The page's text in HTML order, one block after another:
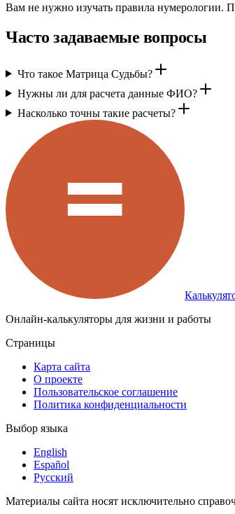
Вам не нужно изучать правила нумерологии.
Часто задаваемые вопросы
Что такое Матрица Судьбы?
Нужны ли для расчета данные ФИО?
Насколько точны такие расчеты?
Онлайн-калькуляторы для жизни и работы
Страницы
Карта сайта
О проекте
Пользовательское соглашение
Политика конфиденциальности
Выбор языка
English
Español
Русский
Материалы сайта носят исключительно